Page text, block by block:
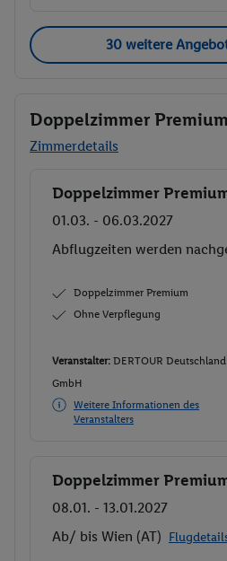
30 weitere
Doppelzimmer Premium
Zimmerdetails
Buchen
Doppelzimmer
01.03. - 06.03.2027
Abflugzeiten werden
Doppelzimmer Premium
Ohne Verpflegung
Veranstalter: DERTOUR Deutschland
GmbH
Weitere Informationen des
Veranstalters
Buchen
Doppelzimmer
08.01. - 13.01.2027
Ab/ bis Wien (AT)